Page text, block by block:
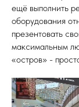
ещё выполнить
оборудования
презентовать
максимальным
«остров» -